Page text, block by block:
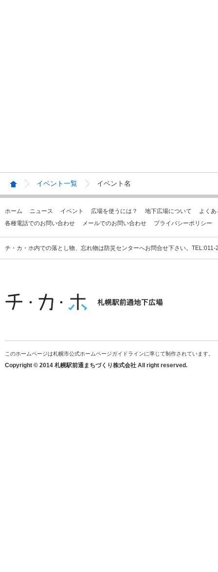
イベント一覧 イベント名
ホーム ニュース イベント 広場を使うには？ 地下広場について
よく
各種電話でのお問い合わせ
メールでのお問い合わせ プライバシーポリシー
チ・カ・ホ内での落とし物、忘れ物は防災センターへお問合せ下さい。
このホームページは札幌市公式ホームページガイドラインに準じて制作されています。
Copyright © 2014 札幌駅前通まちづくり株式会社 All right reserved.